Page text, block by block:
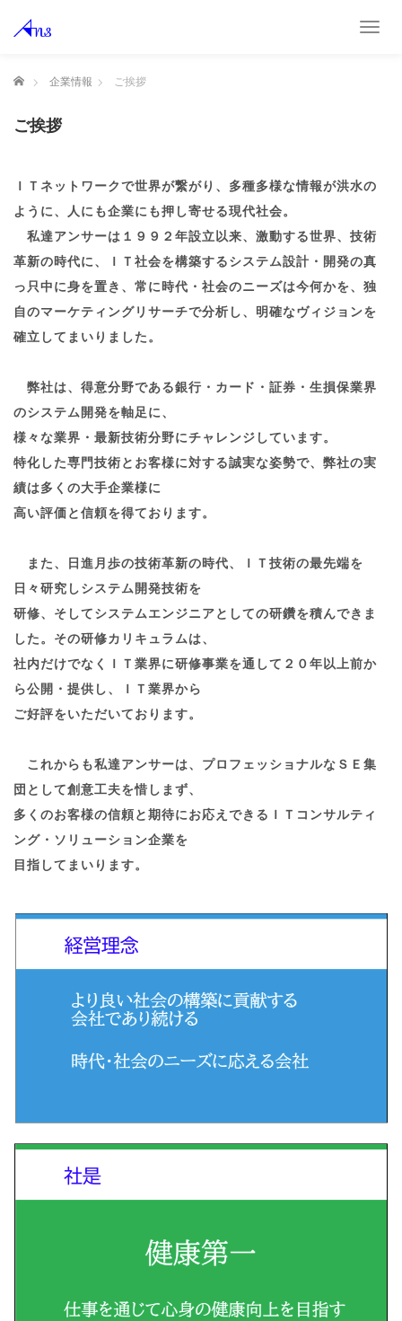
T
i
t
i
o
ホーム 企業情報 ご挨拶
ご挨拶
ＩＴネットワークで世界が繋がり、多種多様な情報が洪水の
ように、人にも企業にも押し寄せる現代社会。
私達アンサーは１９９２年設立以来、激動する世界、技術
革新の時代に、ＩＴ社会を構築するシステム設計・開発の真
っ只中に身を置き、常に時代・社会のニーズは今何かを、独
自のマーケティングリサーチで分析し、明確なヴィジョンを
確立してまいりました。
弊社は、得意分野である銀行・カード・証券・生損保業界
のシステム開発を軸足に、
様々な業界・最新技術分野にチャレンジしています。
特化した専門技術とお客様に対する誠実な姿勢で、弊社の実
績は多くの大手企業様に
高い評価と信頼を得ております。
また、日進月歩の技術革新の時代、ＩＴ技術の最先端を
日々研究しシステム開発技術を
研修、そしてシステムエンジニアとしての研鑽を積んできま
した。その研修カリキュラムは、
社内だけでなくＩＴ業界に研修事業を通して２０年以上前か
ら公開・提供し、ＩＴ業界から
ご好評をいただいております。
これからも私達アンサーは、プロフェッショナルなＳＥ集
団として創意工夫を惜しまず、
多くのお客様の信頼と期待にお応えできるＩＴコンサルティ
ング・ソリューション企業を
目指してまいります。